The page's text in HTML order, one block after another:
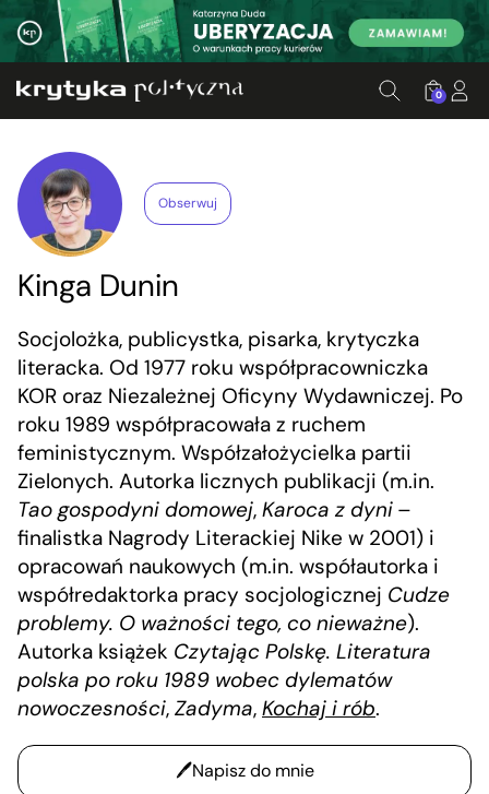
0
Obserwuj
Kinga Dunin
Socjolożka, publicystka, pisarka, krytyczka
literacka. Od 1977 roku współpracowniczka
KOR oraz Niezależnej Oficyny Wydawniczej. Po
roku 1989 współpracowała z ruchem
feministycznym. Współzałożycielka partii
Zielonych. Autorka licznych publikacji (m.in.
Tao gospodyni domowej, Karoca z dyni –
finalistka Nagrody Literackiej Nike w 2001) i
opracowań naukowych (m.in. współautorka i
współredaktorka pracy socjologicznej Cudze
problemy. O ważności tego, co nieważne).
Autorka książek Czytając Polskę. Literatura
polska po roku 1989 wobec dylematów
nowoczesności, Zadyma, Kochaj i rób.
Napisz do mnie